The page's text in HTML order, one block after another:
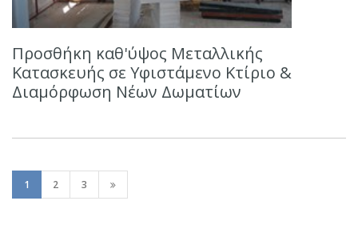
Προσθήκη καθ'ύψος Μεταλλικής
Κατασκευής σε Υφιστάμενο Κτίριο &
Διαμόρφωση Νέων Δωματίων
1 2 3